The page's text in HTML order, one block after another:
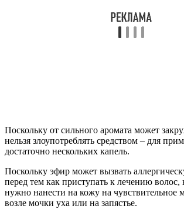
Поскольку от сильного аромата может
нельзя злоупотреблять средством – для
достаточно нескольких капель.
Поскольку эфир может вызвать
перед тем как приступать к лечению волос,
нужно нанести на кожу на чувствительное
возле мочки уха или на запястье.